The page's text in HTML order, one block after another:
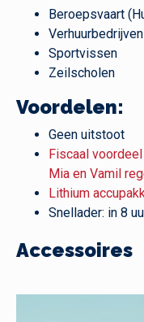
Beroepsvaart
Verhuurbedrijven
Sportvissen
Zeilscholen
Voordelen:
Geen uitstoot
Fiscaal
Mia en Vamil
Lithium
Snellader: in 8
Accessoires